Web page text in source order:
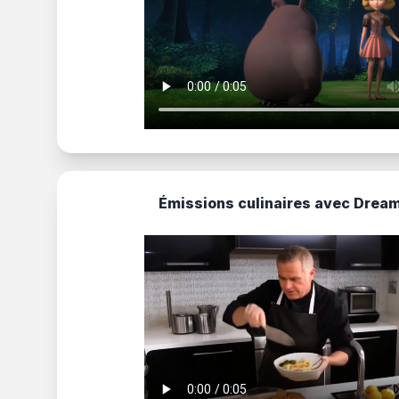
Émissions culinaires avec